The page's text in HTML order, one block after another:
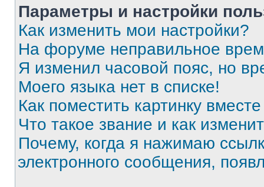
Параметры и настройки
Как изменить мои настройки?
На форуме неправильное
Я изменил часовой пояс, но
Моего языка нет в списке!
Как поместить картинку
Что такое звание и как
Почему, когда я нажимаю
электронного сообщения,